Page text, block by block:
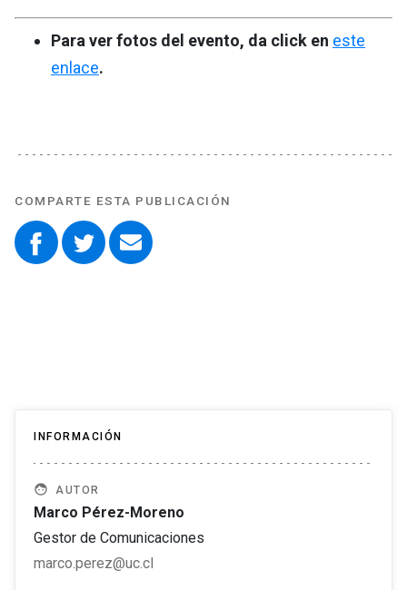
Para ver fotos del evento, da click en este
enlace.
COMPARTE ESTA PUBLICACIÓN
INFORMACIÓN
face AUTOR
Marco Pérez-Moreno
Gestor de Comunicaciones
marco.perez@uc.cl